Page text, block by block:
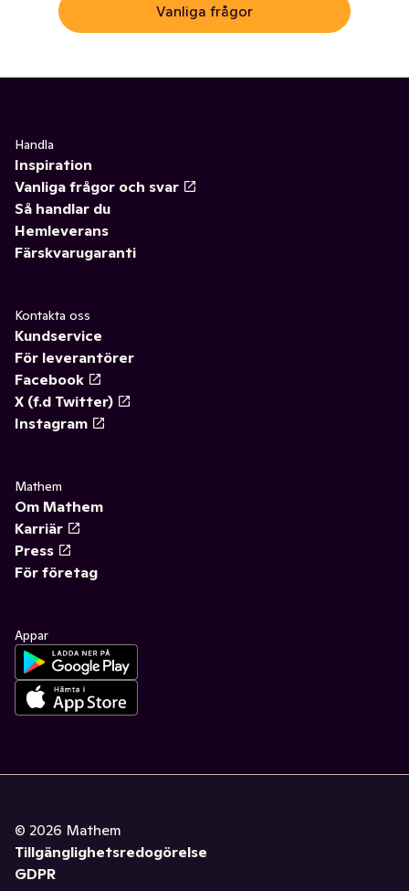
Vanliga frågor
Handla
Inspiration
Vanliga frågor och svar
Så handlar du
Hemleverans
Färskvarugaranti
Kontakta oss
Kundservice
För leverantörer
Facebook
X (f.d Twitter)
Instagram
Mathem
Om Mathem
Karriär
Press
För företag
Appar
© 2026 Mathem
Tillgänglighetsredogörelse
GDPR